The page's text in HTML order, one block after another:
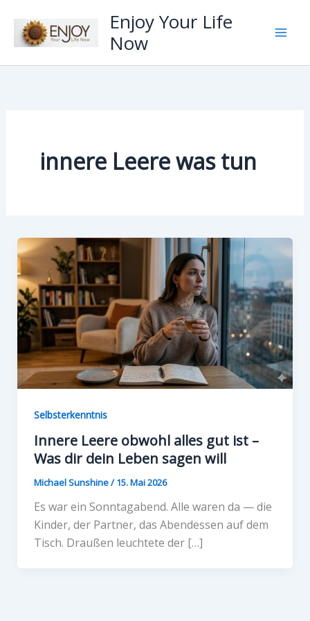
Inhalt
springen
Enjoy Your Life
Now
innere Leere was tun
Selbsterkenntnis
Innere Leere obwohl alles gut ist –
Was dir dein Leben sagen will
Michael Sunshine/15. Mai 2026
Es war ein Sonntagabend. Alle waren da — die
Kinder, der Partner, das Abendessen auf dem
Tisch. Draußen leuchtete der […]